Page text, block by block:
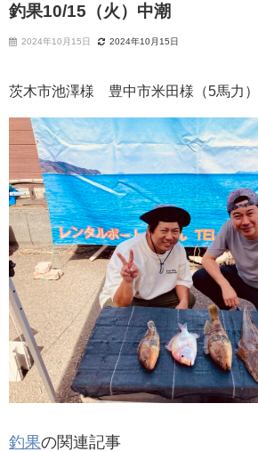
釣果10/15（火）中潮
2024年10月15日 2024年10月15日
茨木市池澤様 豊中市米田様（5馬力）
釣果の関連記事